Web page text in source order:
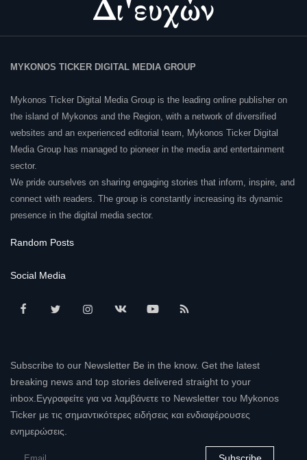
MYKONOS TICKER DIGITAL MEDIA GROUP
Mykonos Ticker Digital Media Group is the leading online publisher on
the island of Mykonos and the Region, with a network of diversified
websites and an experienced editorial team, Mykonos Ticker Digital
Media Group has managed to pioneer in the media and entertainment
sector.
We pride ourselves on sharing engaging stories that inform, inspire, and
connect with readers. The group is constantly increasing its dynamic
presence in the digital media sector.
Random Posts
Social Media
Subscribe to our Newsletter Be in the know. Get the latest
breaking news and top stories delivered straight to your
inbox.Εγγραφείτε για να λαμβάνετε το Newsletter του Mykonos
Ticker με τις σημαντικότερες ειδήσεις και ενδιαφέρουσες
ενημερώσεις.